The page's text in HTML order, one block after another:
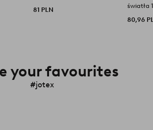
81 PLN
światła
80,96
your favourites
#jotex